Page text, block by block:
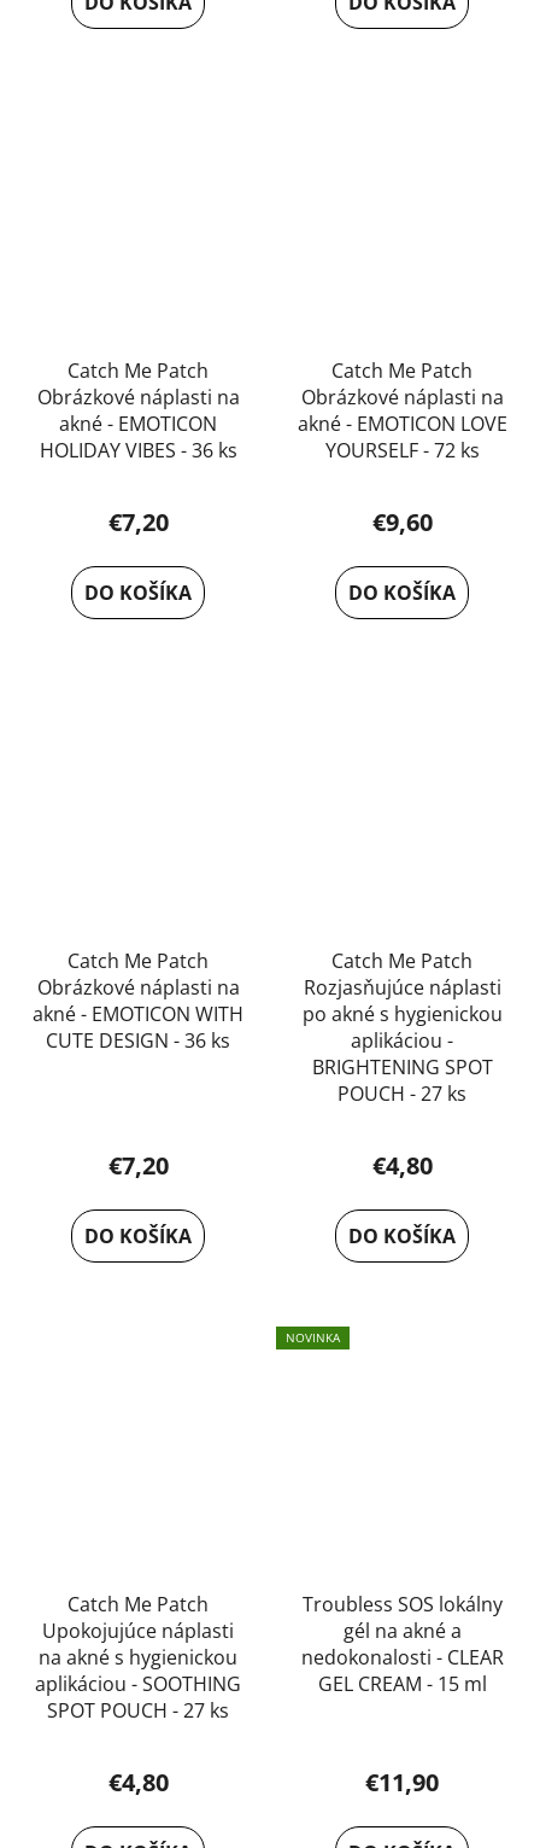
Catch Me Patch
Obrázkové náplasti na
akné - EMOTICON
HOLIDAY VIBES - 36 ks
€7,20
DO KOŠÍKA
Catch Me Patch
Obrázkové náplasti na
akné - EMOTICON LOVE
YOURSELF - 72 ks
€9,60
DO KOŠÍKA
Catch Me Patch
Obrázkové náplasti na
akné - EMOTICON WITH
CUTE DESIGN - 36 ks
€7,20
DO KOŠÍKA
Catch Me Patch
Rozjasňujúce náplasti
po akné s hygienickou
aplikáciou -
BRIGHTENING SPOT
POUCH - 27 ks
€4,80
DO KOŠÍKA
Catch Me Patch
Upokojujúce náplasti
na akné s hygienickou
aplikáciou - SOOTHING
SPOT POUCH - 27 ks
€4,80
NOVINKA
Troubless SOS lokálny
gél na akné a
nedokonalosti - CLEAR
GEL CREAM - 15 ml
€11,90